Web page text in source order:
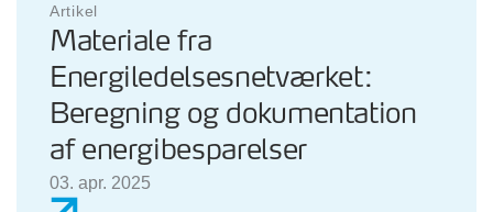
Artikel
Materiale fra
Energiledelsesnetværket:
Beregning og dokumentation
af energibesparelser
03. apr. 2025